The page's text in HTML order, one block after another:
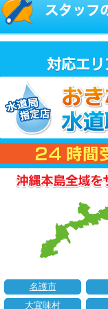
名護市
大宜味村